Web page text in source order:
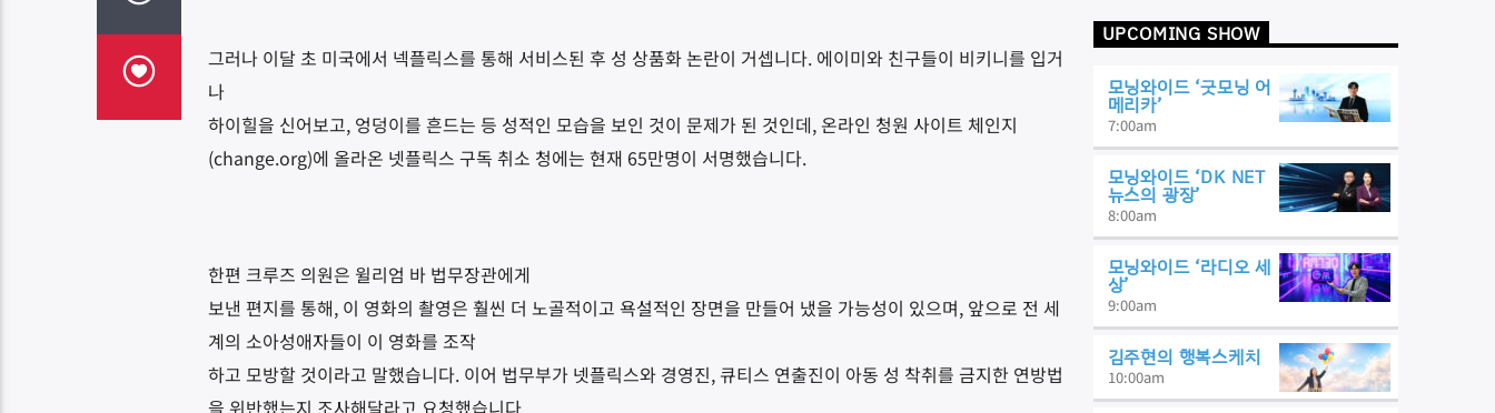
그러나 이달 초 미국에서 넥플릭스를 통해 서비스된 후 성 상품화 논란이 거셉니다. 에이미와 친구들이 비키니를 입거
나
하이힐을 신어보고, 엉덩이를 흔드는 등 성적인 모습을 보인 것이 문제가 된 것인데, 온라인 청원 사이트 체인지
(change.org)에 올라온 넷플릭스 구독 취소 청에는 현재 65만명이 서명했습니다.
한편 크루즈 의원은 윌리엄 바 법무장관에게
보낸 편지를 통해, 이 영화의 촬영은 훨씬 더 노골적이고 욕설적인 장면을 만들어 냈을 가능성이 있으며, 앞으로 전 세
계의 소아성애자들이 이 영화를 조작
하고 모방할 것이라고 말했습니다. 이어 법무부가 넷플릭스와 경영진, 큐티스 연출진이 아동 성 착취를 금지한 연방법
을 위반했는지 조사해달라고 요청했습니다.
UPCOMING SHOW
모닝와이드 ‘굿모닝 어
메리카’
7:00am
모닝와이드 ‘DK NET
뉴스의 광장’
8:00am
모닝와이드 ‘라디오 세
상’
9:00am
김주현의 행복스케치
10:00am